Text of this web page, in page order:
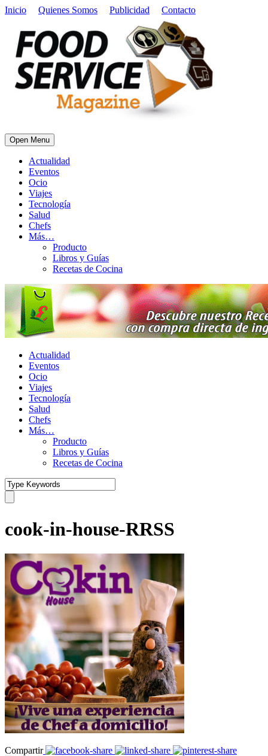
Inicio Quienes Somos Publicidad Contacto
Open Menu
Actualidad
Eventos
Ocio
Viajes
Tecnología
Salud
Chefs
Más…
Producto
Libros y Guías
Recetas de Cocina
Actualidad
Eventos
Ocio
Viajes
Tecnología
Salud
Chefs
Más…
Producto
Libros y Guías
Recetas de Cocina
cook-in-house-RRSS
Compartir